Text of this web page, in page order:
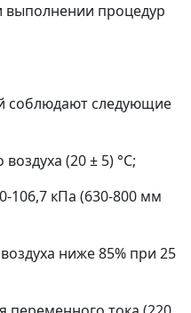
выполнении процедур
соблюдают следующие
(20 ± 5) °С;
106,7 кПа (630-800 мм
ниже 85% при 25